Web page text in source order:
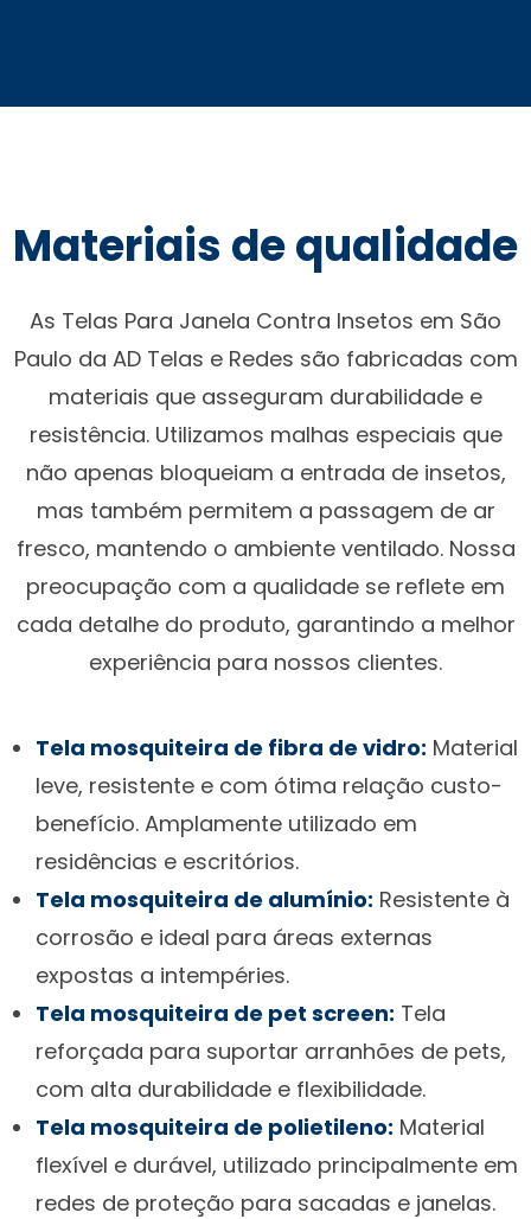
Materiais de qualidade
As Telas Para Janela Contra Insetos em São
Paulo da AD Telas e Redes são fabricadas com
materiais que asseguram durabilidade e
resistência. Utilizamos malhas especiais que
não apenas bloqueiam a entrada de insetos,
mas também permitem a passagem de ar
fresco, mantendo o ambiente ventilado. Nossa
preocupação com a qualidade se reflete em
cada detalhe do produto, garantindo a melhor
experiência para nossos clientes.
Tela mosquiteira de fibra de vidro: Material
leve, resistente e com ótima relação custo-
benefício. Amplamente utilizado em
residências e escritórios.
Tela mosquiteira de alumínio: Resistente à
corrosão e ideal para áreas externas
expostas a intempéries.
Tela mosquiteira de pet screen: Tela
reforçada para suportar arranhões de pets,
com alta durabilidade e flexibilidade.
Tela mosquiteira de polietileno: Material
flexível e durável, utilizado principalmente em
redes de proteção para sacadas e janelas.